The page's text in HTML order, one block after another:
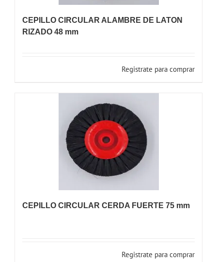
CEPILLO CIRCULAR ALAMBRE DE LATON
RIZADO 48 mm
Registrate para comprar
CEPILLO CIRCULAR CERDA FUERTE 75 mm
Registrate para comprar